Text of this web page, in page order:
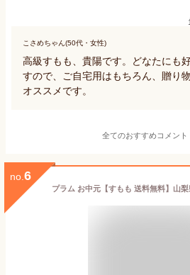
こさめちゃん(50代・女性)
高級すもも、貴陽です。どなたにも
すので、ご自宅用はもちろん、贈り
オススメです。
全てのおすすめコメント
no. 6